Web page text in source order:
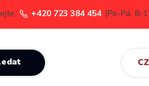
+420 723 384 454 (Po-Pá, 8-